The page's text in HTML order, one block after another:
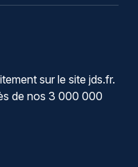
sur le site jds.fr.
de nos 3 000 000